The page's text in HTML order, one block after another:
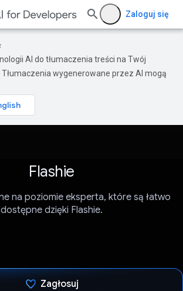
Zaloguj się
AI do tłumaczenia treści na Twój
wygenerowane przez AI mogą
Flashie
na poziomie eksperta, które są łatwo
dostępne dzięki Flashie.
Zagłosuj